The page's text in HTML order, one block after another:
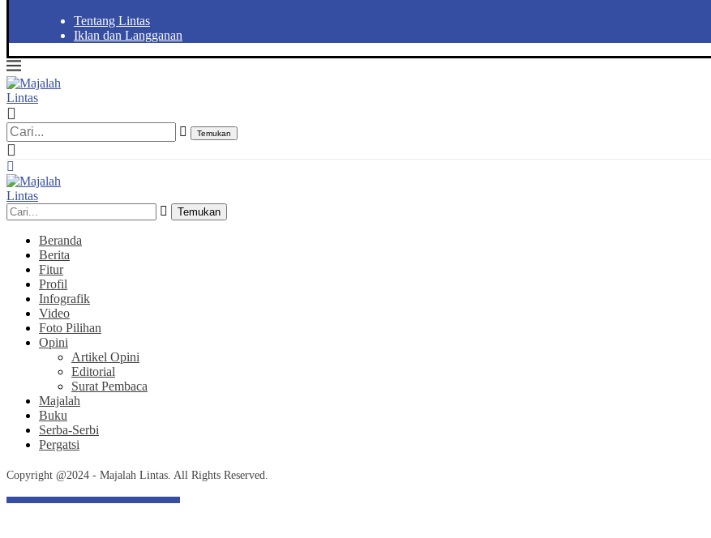
Tentang Lintas
Iklan dan Langganan
Temukan
Temukan
Beranda
Berita
Fitur
Profil
Infografik
Video
Foto Pilihan
Opini
Artikel Opini
Editorial
Surat Pembaca
Majalah
Buku
Serba-Serbi
Pergatsi
Copyright @2024 - Majalah Lintas. All Rights Reserved.